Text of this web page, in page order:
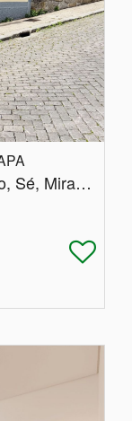
Porto, Porto, Cedofeita, Ildefonso, Sé, Miragaia, Nicolau, Vitória